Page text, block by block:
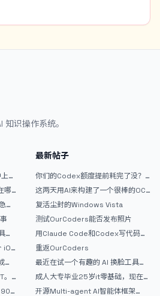
AI模特自动作为垫图。</p> <p>这是
c7dd-4327-bafa-
alt="ab998e2f-9ccc-4173-
提示词笔记的预览界面，可以复制提示
share/20260806LfsmY） <img
现在还有些界面细节和小功能需要落地完
，打算放GitHub开源。</p> <p>有朋
识操作系统。
手
哪
放
iOS
实
一
录
最新帖子
你们的Codex额度提前耗完了没？
戒断反应如何？
这两天用AI来构建了一个很棒的OC
论坛精华区
复活尘封的Windows Vista
测试OurCoders能否发布照片
用Claude Code和Codex写代码真
的爽，但是App怎么挣钱还是很难啊
重返OurCoders
最近在试一个有趣的 AI 换脸工具，
效果挺不错
成人大专毕业25岁it零基础，现在想
考软件设计师，有什么好的建议吗，
开源Multi-agent AI智能体框架